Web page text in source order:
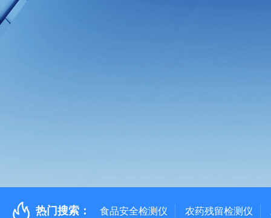
热门搜索： 食品安全检测仪 农药残留检测仪